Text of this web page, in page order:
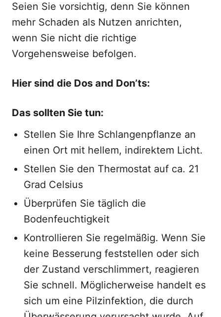
Seien Sie vorsichtig, denn Sie können
mehr Schaden als Nutzen anrichten,
wenn Sie nicht die richtige
Vorgehensweise befolgen.
Hier sind die Dos and Don’ts:
Das sollten Sie tun:
Stellen Sie Ihre Schlangenpflanze an
einen Ort mit hellem, indirektem Licht.
Stellen Sie den Thermostat auf ca. 21
Grad Celsius
Überprüfen Sie täglich die
Bodenfeuchtigkeit
Kontrollieren Sie regelmäßig. Wenn Sie
keine Besserung feststellen oder sich
der Zustand verschlimmert, reagieren
Sie schnell. Möglicherweise handelt es
sich um eine Pilzinfektion, die durch